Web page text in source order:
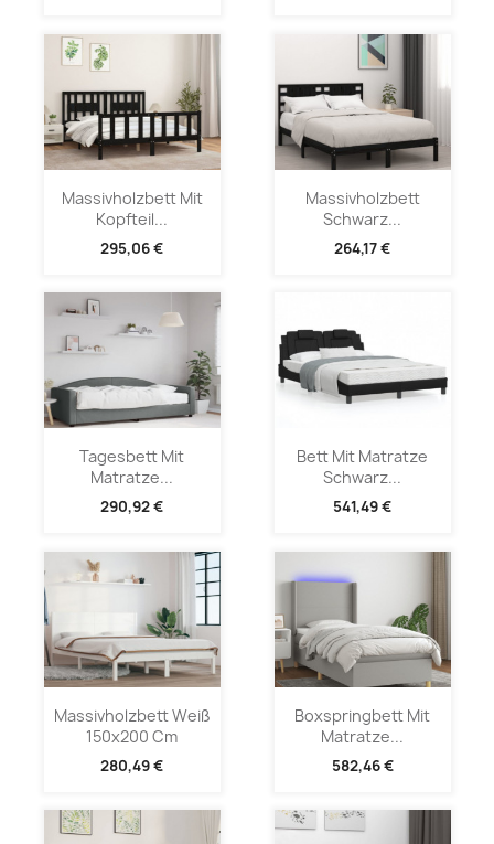
Massivholzbett Mit
Kopfteil...
295,06 €
Massivholzbett
Schwarz...
264,17 €
Tagesbett Mit
Matratze...
290,92 €
Bett Mit Matratze
Schwarz...
541,49 €
Massivholzbett Weiß
150x200 Cm
280,49 €
Boxspringbett Mit
Matratze...
582,46 €